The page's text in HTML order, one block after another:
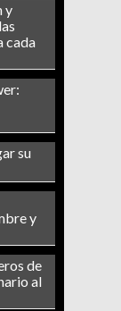
y
cada
su
y
de
al